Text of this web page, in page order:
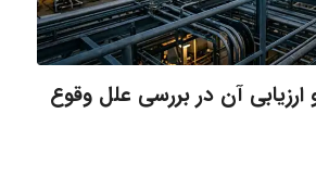
ارزیابی آن در بررسی علل وقوع